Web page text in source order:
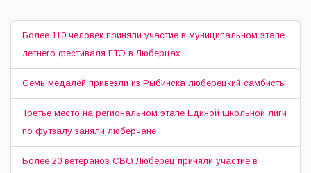
Более 110 человек приняли участие в муниципальном этапе
летнего фестиваля ГТО в Люберцах
Семь медалей привезли из Рыбинска люберецкий самбисты
Третье место на региональном этапе Единой школьной лиги
по футзалу заняли люберчане
Более 20 ветеранов СВО Люберец приняли участие в